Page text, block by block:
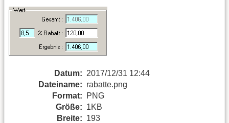
Datum: 2017/12/31 12:44
Dateiname: rabatte.png
Format:
PNG
Größe: 1KB
Breite: 193